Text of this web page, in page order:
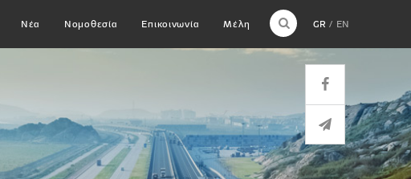
GR EN
Νέα Νομοθεσία Επικοινωνία Μέλη